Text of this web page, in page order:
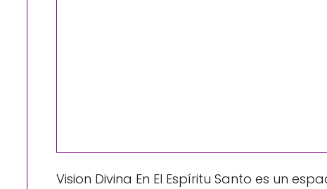
Vision Divina En El Espíritu Santo es un